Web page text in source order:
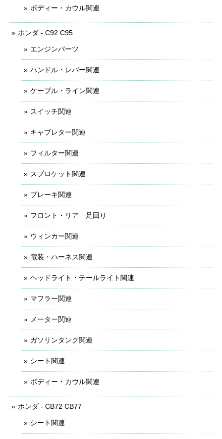
ボディー・カウル関連
ホンダ - C92 C95
エンジンパーツ
ハンドル・レバー関連
ケーブル・ライン関連
スイッチ関連
キャブレター関連
フィルター関連
スプロケット関連
ブレーキ関連
フロント・リア 足回り
ウィンカー関連
電装・ハーネス関連
ヘッドライト・テールライト関連
マフラー関連
メーター関連
ガソリンタンク関連
シート関連
ボディー・カウル関連
ホンダ - CB72 CB77
シート関連